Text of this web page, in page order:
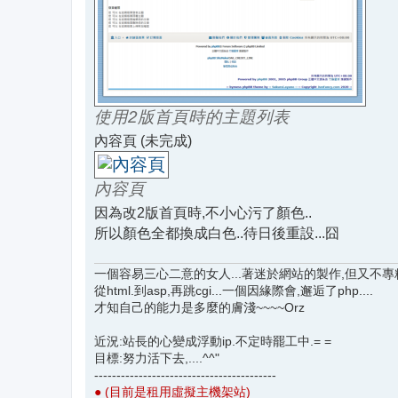
使用2版首頁時的主題列表
內容頁 (未完成)
內容頁
因為改2版首頁時,不小心污了顏色..
所以顏色全都換成白色..待日後重設...囧
一個容易三心二意的女人...著迷於網站的製作,但又不專
從html.到asp,再跳cgi...一個因緣際會,邂逅了php....
才知自己的能力是多麼的膚淺~~~~Orz
近況:站長的心變成浮動ip.不定時罷工中.= =
目標:努力活下去,....^^"
-----------------------------------------
● (目前是租用虛擬主機架站)